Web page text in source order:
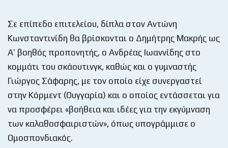
Σε επίπεδο επιτελείου, δίπλα στον Αντώνη
Κωνσταντινίδη θα βρίσκονται ο Δημήτρης Μακρής ως
Α’ βοηθός προπονητής, ο Ανδρέας Ιωαννίδης στο
κομμάτι του σκάουτινγκ, καθώς και ο γυμναστής
Γιώργος Σάφαρης, με τον οποίο είχε συνεργαστεί
στην Κόρμεντ (Ουγγαρία) και ο οποίος εντάσσεται για
να προσφέρει «βοήθεια και ιδέες για την εκγύμναση
των καλαθοσφαιριστών», όπως υπογράμμισε ο
Ομοσπονδιακός.